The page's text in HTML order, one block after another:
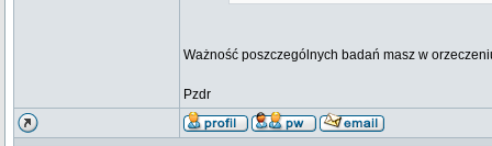
Ważność poszczególnych badań masz w
Pzdr